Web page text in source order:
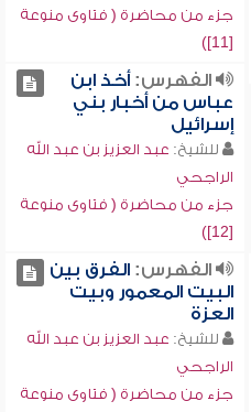
جزء من محاضرة ( فتاوى منوعة
[11])
الفهرس:أخذ ابن
عباس من أخبار بني
إسرائيل
للشيخ: عبد العزيز بن عبد الله
الراجحي
جزء من محاضرة ( فتاوى منوعة
[12])
الفهرس:الفرق بين
البيت المعمور وبيت
العزة
للشيخ: عبد العزيز بن عبد الله
الراجحي
جزء من محاضرة ( فتاوى منوعة